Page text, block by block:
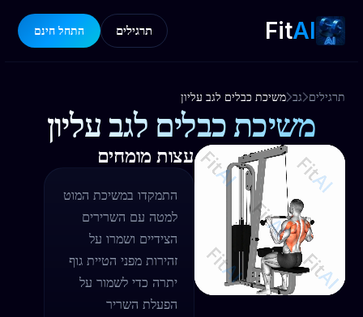
FitAI תרגילים התחל חינם
תרגילים גב משיכת כבלים לגב עליון
משיכת כבלים לגב עליון
עצות מומחים
התמקדו במשיכת המוט
למטה עם השרירים
הצידיים ושמרו על
זהירות מפני הטיית גוף
יתרה כדי לשמור על
הפעלת השריר